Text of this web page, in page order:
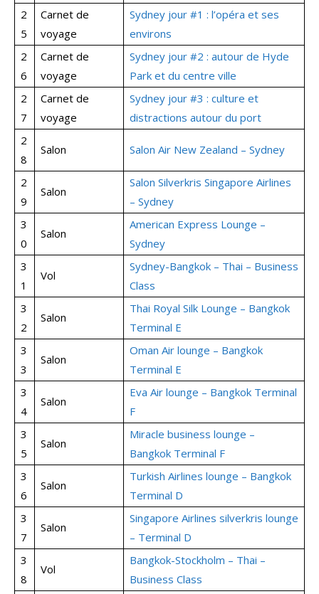
2
5
Carnet de
voyage
Sydney jour #1 : l’opéra et ses
environs
2
6
Carnet de
voyage
Sydney jour #2 : autour de Hyde
Park et du centre ville
2
7
Carnet de
voyage
Sydney jour #3 : culture et
distractions autour du port
2
8
Salon Salon Air New Zealand – Sydney
2
9
Salon
Salon Silverkris Singapore Airlines
– Sydney
3
0
Salon
American Express Lounge –
Sydney
3
1
Vol
Sydney-Bangkok – Thai – Business
Class
3
2
Salon
Thai Royal Silk Lounge – Bangkok
Terminal E
3
3
Salon
Oman Air lounge – Bangkok
Terminal E
3
4
Salon
Eva Air lounge – Bangkok Terminal
F
3
5
Salon
Miracle business lounge –
Bangkok Terminal F
3
6
Salon
Turkish Airlines lounge – Bangkok
Terminal D
3
7
Salon
Singapore Airlines silverkris lounge
– Terminal D
3
8
Vol
Bangkok-Stockholm – Thai –
Business Class